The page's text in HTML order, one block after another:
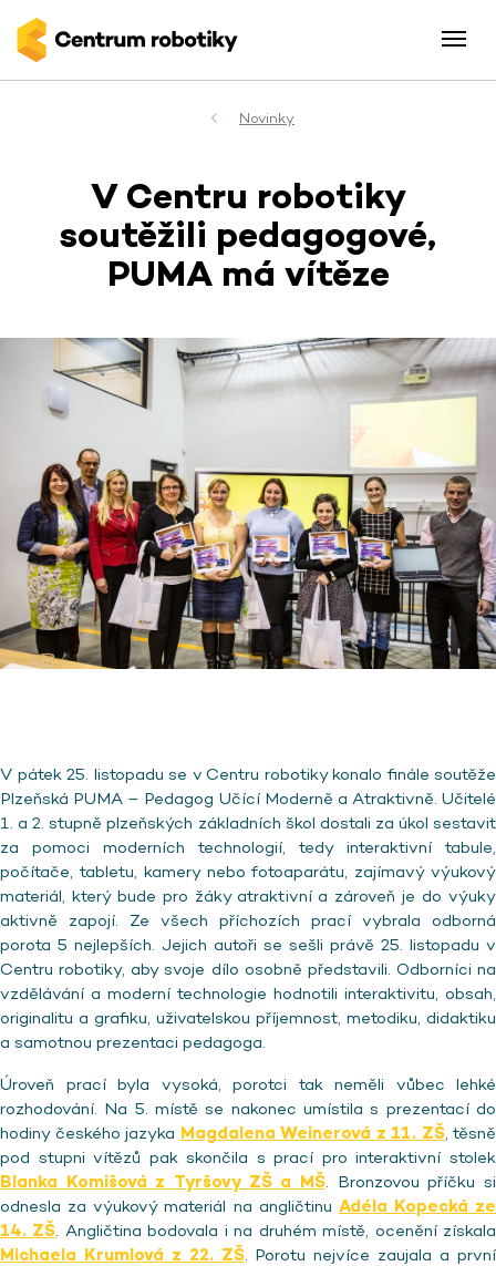
Novinky
V Centru robotiky
soutěžili pedagogové,
PUMA má vítěze
V pátek 25. listopadu se v Centru robotiky konalo finále soutěže
Plzeňská PUMA – Pedagog Učící Moderně a Atraktivně. Učitelé
1. a 2. stupně plzeňských základních škol dostali za úkol sestavit
za pomoci moderních technologií, tedy interaktivní tabule,
počítače, tabletu, kamery nebo fotoaparátu, zajímavý výukový
materiál, který bude pro žáky atraktivní a zároveň je do výuky
aktivně zapojí. Ze všech příchozích prací vybrala odborná
porota 5 nejlepších. Jejich autoři se sešli právě 25. listopadu v
Centru robotiky, aby svoje dílo osobně představili. Odborníci na
vzdělávání a moderní technologie hodnotili interaktivitu, obsah,
originalitu a grafiku, uživatelskou příjemnost, metodiku, didaktiku
a samotnou prezentaci pedagoga.
Úroveň prací byla vysoká, porotci tak neměli vůbec lehké
rozhodování. Na 5. místě se nakonec umístila s prezentací do
hodiny českého jazyka Magdalena Weinerová z 11. ZŠ, těsně
pod stupni vítězů pak skončila s prací pro interaktivní stolek
Blanka Komišová z Tyršovy ZŠ a MŠ. Bronzovou příčku si
odnesla za výukový materiál na angličtinu Adéla Kopecká ze
14. ZŠ. Angličtina bodovala i na druhém místě, ocenění získala
Michaela Krumlová z 22. ZŠ. Porotu nejvíce zaujala a první